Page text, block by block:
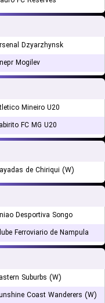
Dzyarzhynsk
Mogilev
Mineiro U20
FC MG U20
de Chiriqui (W)
Desportiva Songo
Ferroviario de Nampula
Suburbs (W)
Coast Wanderers (W)